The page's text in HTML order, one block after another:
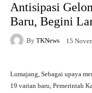
Antisipasi
Baru, Begini
By TKNews 15
Lumajang, Sebagai upaya
19 varian baru, Pemerintah